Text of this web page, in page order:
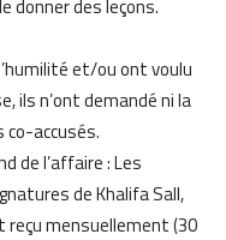
donner des leçons.
et/ou ont voulu
ils n’ont demandé ni la
co-accusés.
de l’affaire : Les
de Khalifa Sall,
reçu mensuellement (30